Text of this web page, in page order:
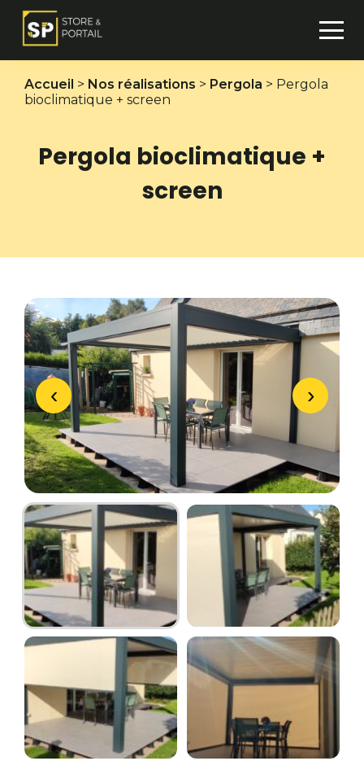
STORE INTÉRIEUR MOUSTIQUAIRE
CARPORT PORTAIL
CLÔTURE GARDE-CORPS
PORTE DE GARAGE
Accueil > Nos réalisations > Pergola > Pergola
bioclimatique + screen
Pergola bioclimatique +
screen
‹ ›